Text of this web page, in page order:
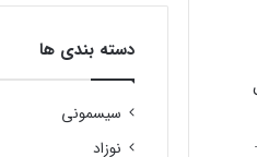
دسته بندی ها
سیسمونی
نوزاد